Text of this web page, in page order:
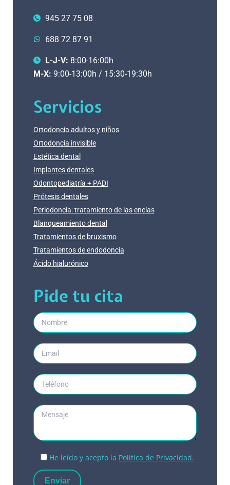
945 27 75 08
688 72 87 91
L-J-V: 8:00-16:00h
M-X: 9:00-13:00h / 15:30-19:30h
Servicios
Ortodoncia adultos y niños
Ortodoncia invisible
Estética dental
Implantes dentales
Odontopediatría + PADI
Prótesis dentales
Periodoncia: tratamiento de las encías
Blanqueamiento dental
Tratamientos de bruxismo
Tratamientos de endodoncia
Ácido hialurónico
Pide tu cita
He leído y acepto la Política de Privacidad.